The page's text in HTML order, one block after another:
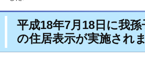
平成18年7月18日に我孫
の住居表示が実施され